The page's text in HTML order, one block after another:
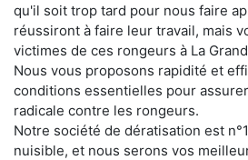
qu'il soit trop tard pour nous faire
réussiront à faire leur travail, mais
victimes de ces rongeurs à La
Nous vous proposons rapidité et
conditions essentielles pour
radicale contre les rongeurs.
Notre société de dératisation est
nuisible, et nous serons vos